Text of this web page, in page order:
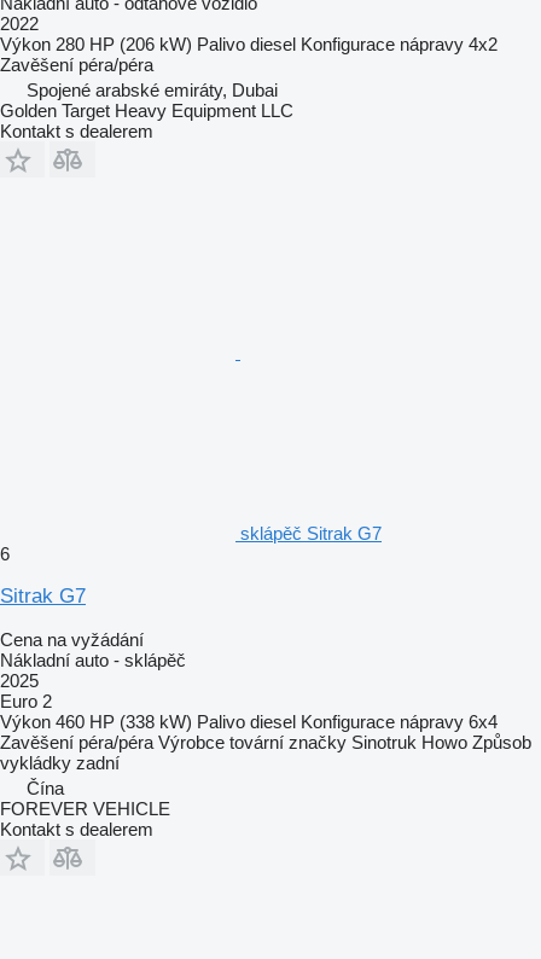
2022
Výkon 280 HP (206 kW) Palivo diesel Konfigurace nápravy 4x2
Zavěšení péra/péra
Spojené arabské emiráty, Dubai
Golden Target Heavy Equipment LLC
Kontakt s dealerem
sklápěč Sitrak G7
6
Sitrak G7
Cena na vyžádání
Nákladní auto - sklápěč
2025
Euro 2
Výkon 460 HP (338 kW) Palivo diesel Konfigurace nápravy 6x4
Zavěšení péra/péra Výrobce tovární značky Sinotruk Howo Způsob
vykládky zadní
Čína
FOREVER VEHICLE
Kontakt s dealerem